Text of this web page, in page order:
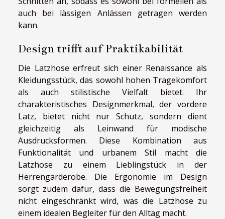
auch bei lässigen Anlässen getragen werden
kann.
Design trifft auf Praktikabilität
Die Latzhose erfreut sich einer Renaissance als
Kleidungsstück, das sowohl hohen Tragekomfort
als auch stilistische Vielfalt bietet. Ihr
charakteristisches Designmerkmal, der vordere
Latz, bietet nicht nur Schutz, sondern dient
gleichzeitig als Leinwand für modische
Ausdrucksformen. Diese Kombination aus
Funktionalität und urbanem Stil macht die
Latzhose zu einem Lieblingstück in der
Herrengarderobe. Die Ergonomie im Design
sorgt zudem dafür, dass die Bewegungsfreiheit
nicht eingeschränkt wird, was die Latzhose zu
einem idealen Begleiter für den Alltag macht.